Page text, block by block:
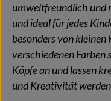
umweltfreundlich und
und ideal für jedes
besonders von kleinen
verschiedenen Farben
Köpfe an und lassen
und Kreativität